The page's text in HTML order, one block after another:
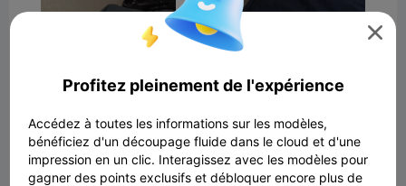

Profitez pleinement de l'expérience
Accédez à toutes les informations sur les modèles,
bénéficiez d'un découpage fluide dans le cloud et d'une
impression en un clic. Interagissez avec les modèles pour
gagner des points exclusifs et débloquer encore plus de